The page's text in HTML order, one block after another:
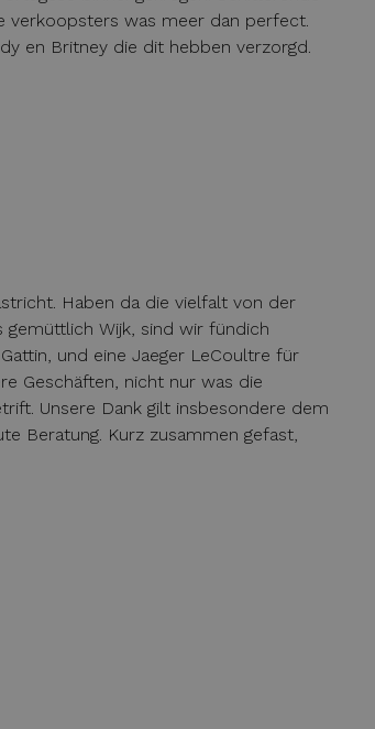
verkoopsters was meer dan perfect.
en Britney die dit hebben verzorgd.
Haben da die vielfalt von der
gemüttlich Wijk, sind wir fündich
und eine Jaeger LeCoultre für
Geschäften, nicht nur was die
Unsere Dank gilt insbesondere dem
Beratung. Kurz zusammen gefast,